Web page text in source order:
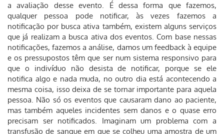
a avaliação desse evento. É dessa forma que fazemos,
qualquer pessoa pode notificar, às vezes fazemos a
notificação por busca ativa também, existem alguns serviços
que já realizam a busca ativa dos eventos. Com base nessas
notificações, fazemos a análise, damos um feedback à equipe
e os pressupostos têm que ser num sistema responsivo para
que o indivíduo não desista de notificar, porque se ele
notifica algo e nada muda, no outro dia está acontecendo a
mesma coisa, isso deixa de se tornar importante para aquela
pessoa. Não só os eventos que causaram dano ao paciente,
mas também aqueles incidentes sem danos e o quase erro
precisam ser notificados. Imaginam um problema com a
transfusão de sangue em que se colheu uma amostra de um